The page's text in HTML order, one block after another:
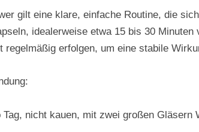
gilt eine klare, einfache Routine, die
idealerweise etwa 15 bis 30
regelmäßig erfolgen, um eine stabile
Tag, nicht kauen, mit zwei großen